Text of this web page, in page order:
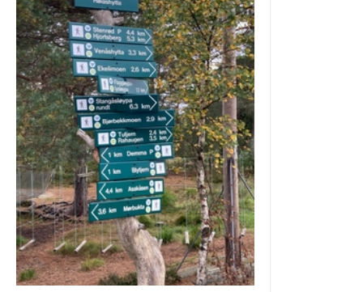
Landegrensen
HA-karusellen
Høiåssuget
Historie
Veteranmesterskapet
HØIÅS
NYHETER
ÅPNINGSTIDER OG LYSLØYPA
UTLEIE
VAKTLISTE